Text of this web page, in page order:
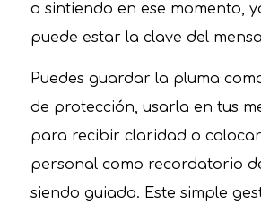
o sintiendo en ese momento,
puede estar la clave del
Puedes guardar la pluma
de protección, usarla en tus
para recibir claridad o
personal como recordatorio
siendo guiada. Este simple